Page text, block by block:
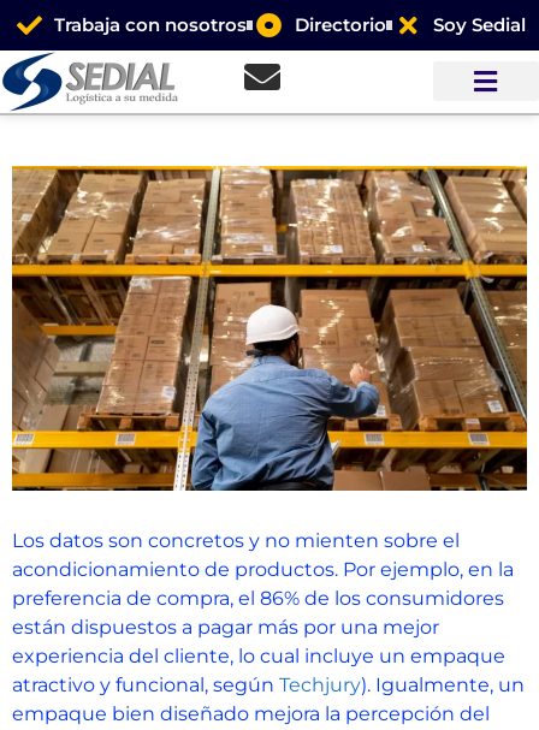
Trabaja con nosotros Directorio Soy Sedial
Los datos son concretos y no mienten sobre el
acondicionamiento de productos. Por ejemplo, en la
preferencia de compra, el 86% de los consumidores
están dispuestos a pagar más por una mejor
experiencia del cliente, lo cual incluye un empaque
atractivo y funcional, según Techjury). Igualmente, un
empaque bien diseñado mejora la percepción del